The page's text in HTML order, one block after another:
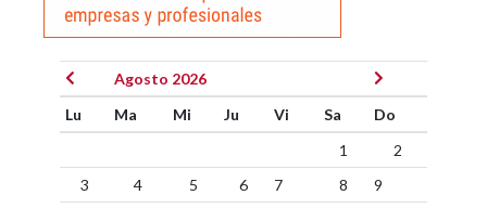
Agosto 2026
Lu
Ma Mi Ju Vi Sa
Do
1
2
3
4 5 6 7 8
9